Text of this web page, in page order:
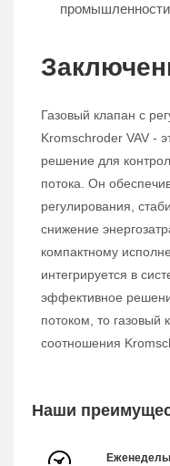
промышленности
Газовый клапан с
Kromschroder VAV -
решение для
потока. Он
регулирования,
снижение
компактному
интегрируется в
эффективное
потоком, то газовый
соотношения
Наши